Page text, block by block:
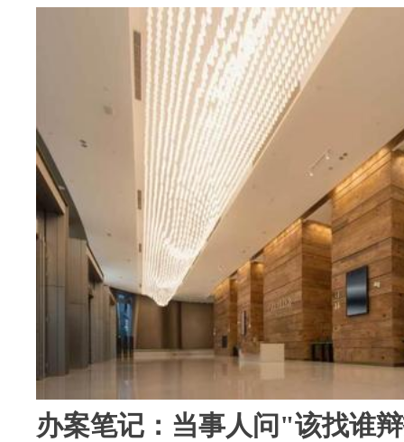
办案笔记：当事人问"该找谁